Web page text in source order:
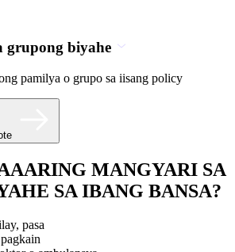
grupong biyahe
pamilya o grupo sa iisang policy
MANGYARI SA
SA IBANG BANSA?
pasa